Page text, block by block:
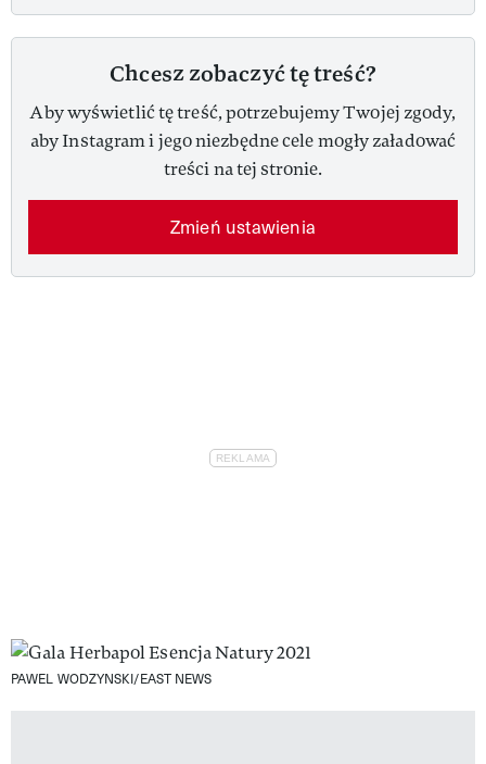
Chcesz zobaczyć tę treść?
Aby wyświetlić tę treść, potrzebujemy Twojej zgody,
aby Instagram i jego niezbędne cele mogły załadować
treści na tej stronie.
Zmień ustawienia
PAWEL WODZYNSKI/EAST NEWS